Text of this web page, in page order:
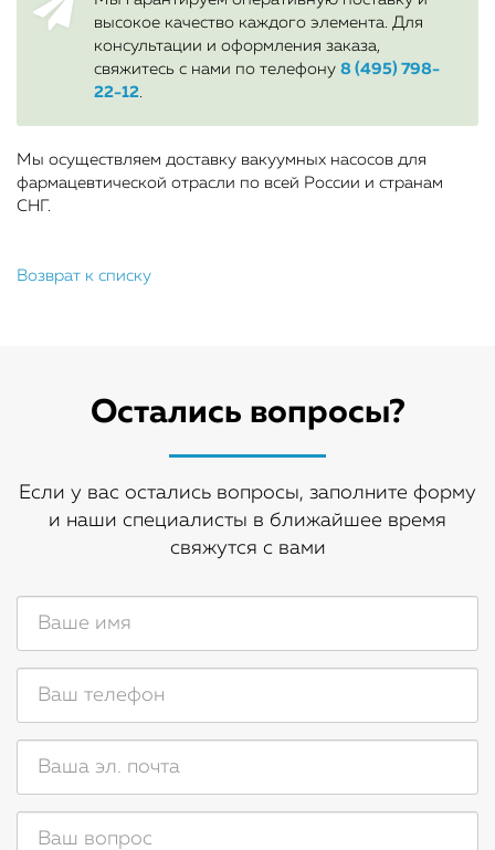
высокое качество каждого элемента. Для
консультации и оформления заказа,
свяжитесь с нами по телефону 8 (495) 798-
22-12.
Мы осуществляем доставку вакуумных насосов для
фармацевтической отрасли по всей России и странам
СНГ.
Возврат к списку
Остались вопросы?
Если у вас остались вопросы, заполните форму
и наши специалисты в ближайшее время
свяжутся с вами